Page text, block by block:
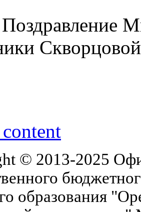
Поздравление
© 2013-2025
образования